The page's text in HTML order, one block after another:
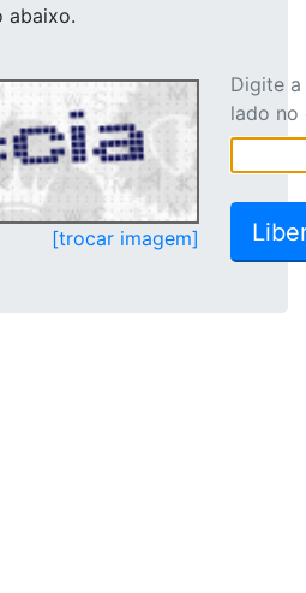
abaixo.
[trocar imagem]
Digite
lado no